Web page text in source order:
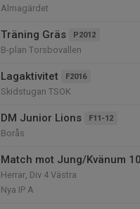
Almagärdet
Träning Gräs P2012
B-plan Torsbovallen
Lagaktivitet F2016
Skidstugan TSOK
DM Junior Lions F11-12
Borås
Match mot Jung/Kvänum
Herrar, Div 4 Västra
Nya IP A